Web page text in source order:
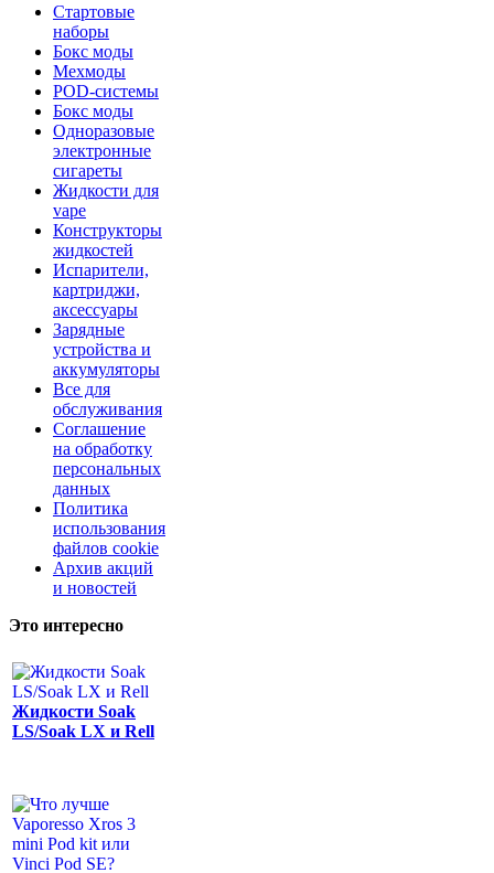
Стартовые
наборы
Бокс моды
Мехмоды
POD-системы
Бокс моды
Одноразовые
электронные
сигареты
Жидкости для
vape
Конструкторы
жидкостей
Испарители,
картриджи,
аксессуары
Зарядные
устройства и
аккумуляторы
Все для
обслуживания
Соглашение
на обработку
персональных
данных
Политика
использования
файлов cookie
Архив акций
и новостей
Это интересно
Жидкости Soak
LS/Soak LX и Rell